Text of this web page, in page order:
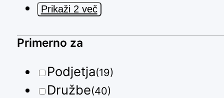
Prikaži 2 več
Primerno za
Podjetja(19)
Družbe(40)